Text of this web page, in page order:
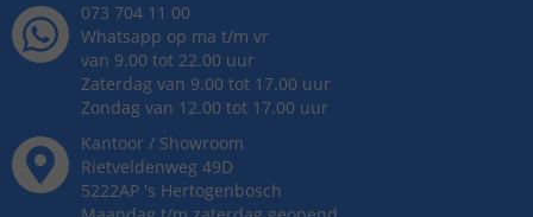
073 704 11 00
Whatsapp op ma t/m vr
van 9.00 tot 22.00 uur
Zaterdag van 9.00 tot 17.00 uur
Zondag van 12.00 tot 17.00 uur
Kantoor / Showroom
Rietveldenweg 49D
5222AP 's Hertogenbosch